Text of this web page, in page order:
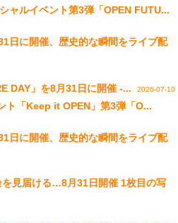
ャルイベント第3弾「OPEN FUTU...
日に開催、歴史的な瞬間をライブ配
DAY」を8月31日に開催 -... 2026-07-10
ト「Keep it OPEN」第3弾「O...
日に開催、歴史的な瞬間をライブ配
を見届ける…8月31日開催 1枚目の写